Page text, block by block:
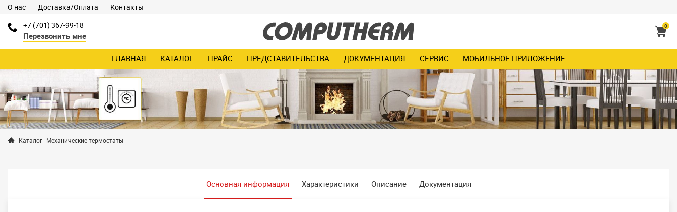
О нас Доставка/Оплата
Контакты
+7 (701) 367-99-18
Перезвонить мне
0
ГЛАВНАЯ КАТАЛОГ ПРАЙС ПРЕДСТАВИТЕЛЬСТВА ДОКУМЕНТАЦИЯ СЕРВИС МОБИЛЬНОЕ ПРИЛОЖЕНИЕ
Каталог Механические термостаты
Основная информация Характеристики Описание Документация